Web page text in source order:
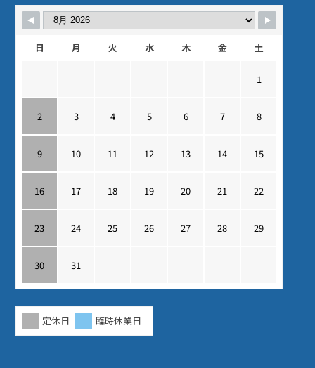
日 月 火 水 木 金 土
1
2 3 4 5 6 7 8
9 10 11 12 13 14 15
16 17 18 19 20 21 22
23 24 25 26 27 28 29
30 31
定休日 臨時休業日